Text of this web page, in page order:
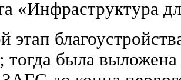
«Инфраструктура
этап
тогда была